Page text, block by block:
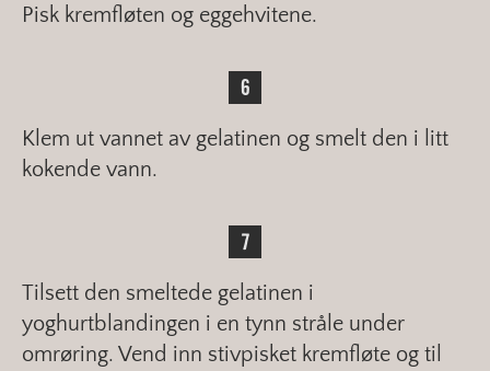
Pisk kremfløten og eggehvitene.
Klem ut vannet av gelatinen og smelt den i litt
kokende vann.
Tilsett den smeltede gelatinen i
yoghurtblandingen i en tynn stråle under
omrøring. Vend inn stivpisket kremfløte og til